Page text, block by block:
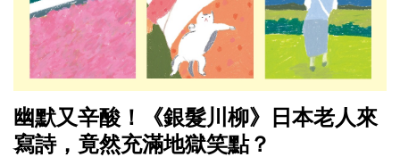
幽默又辛酸！《銀髮川柳》日本老人來
寫詩，竟然充滿地獄笑點？